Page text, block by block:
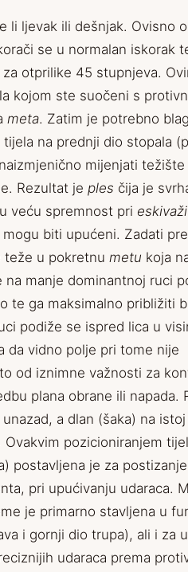
li ljevak ili dešnjak. Ovisno
se u normalan iskorak
otprilike 45 stupnjeva.
kojom ste suočeni s
meta. Zatim je potrebno
na prednji dio stopala
mijenjati
Rezultat je ples čija je
veću spremnost pri eskivaži
biti upućeni. Zadati
teže u pokretnu metu koja
na manje dominantnoj ruci
te ga maksimalno približiti
podiže se ispred lica u
da vidno polje pri tome nije
od iznimne važnosti za
plana obrane ili napada.
a dlan (šaka) na
pozicioniranjem
postavljena je za
pri upućivanju udaraca.
je primarno stavljena u
i gornji dio trupa), ali i za
udaraca prema